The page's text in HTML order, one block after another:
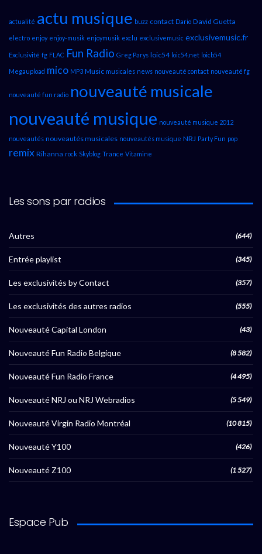
actualité actu musique buzz contact Dario David Guetta
electro enjoy enjoy-musik enjoymusik exclu exclusivemusic exclusivemusic.fr
Exclusivité fg FLAC Fun Radio Greg Parys loic54 loic54.net loicb54
Megaupload mico MP3 Music musicales news nouveauté contact nouveauté fg
nouveauté fun radio nouveauté musicale
nouveauté musique nouveauté musique 2012
nouveautés nouveautés musicales nouveautés musique NRJ Party Fun pop
remix Rihanna rock Skyblog Trance Vitamine
Les sons par radios
Autres (644)
Entrée playlist (345)
Les exclusivités by Contact (357)
Les exclusivités des autres radios (555)
Nouveauté Capital London (43)
Nouveauté Fun Radio Belgique (8 582)
Nouveauté Fun Radio France (4 495)
Nouveauté NRJ ou NRJ Webradios (5 549)
Nouveauté Virgin Radio Montréal (10 815)
Nouveauté Y100 (426)
Nouveauté Z100 (1 527)
Espace Pub